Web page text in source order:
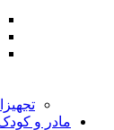
مادر و